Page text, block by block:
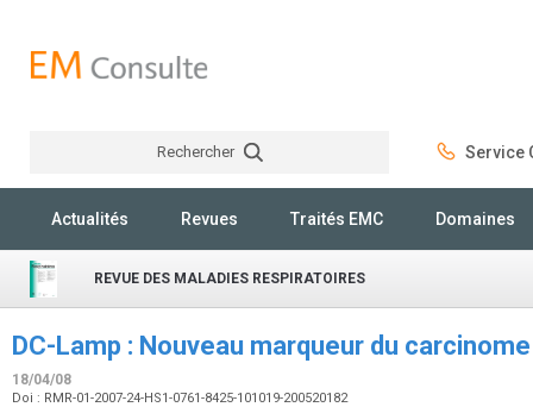
Rechercher Service
Actualités Revues Traités EMC Domaines
REVUE DES MALADIES RESPIRATOIRES
DC-Lamp : Nouveau marqueur du
18/04/08
Doi : RMR-01-2007-24-HS1-0761-8425-101019-200520182